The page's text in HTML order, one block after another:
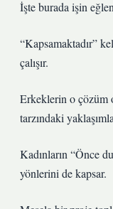
İşte burada işin
“Kapsamaktadır”
çalışır.
Erkeklerin o çözüm
tarzındaki
Kadınların “Önce
yönlerini de kapsar.